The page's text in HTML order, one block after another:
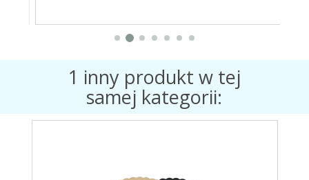
1 inny produkt w tej
samej kategorii: